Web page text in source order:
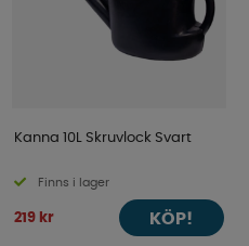
Kanna 10L Skruvlock Svart
Finns i lager
219 kr KÖP!